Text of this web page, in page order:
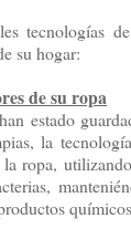
tecnologías
su hogar:
de su ropa
estado
la
ropa,